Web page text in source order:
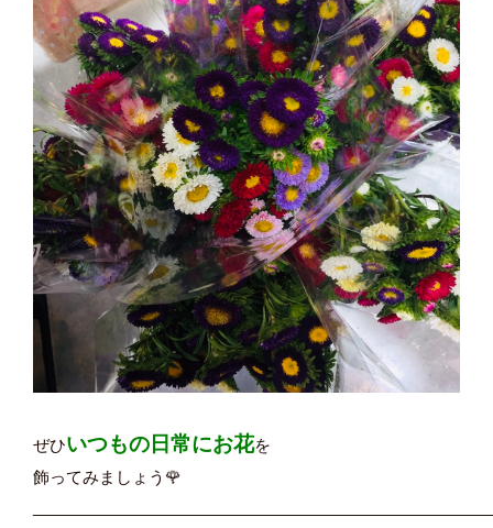
ぜひいつもの日常にお花を
飾ってみましょう🌹